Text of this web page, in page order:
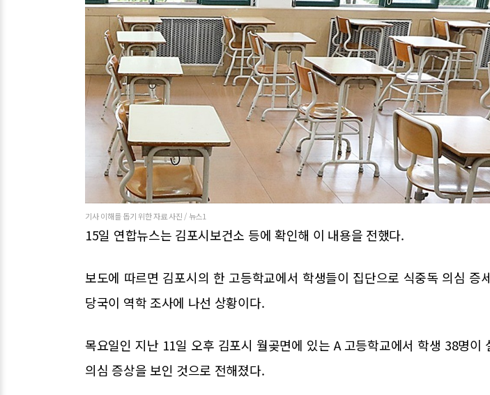
기사 이해를 돕기 위한 자료 사진 / 뉴스1
15일 연합뉴스는 김포시보건소 등에 확인해 이 내용을 전했다.
보도에 따르면 김포시의 한 고등학교에서 학생들이 집단으로 식중독 의심 증
당국이 역학 조사에 나선 상황이다.
목요일인 지난 11일 오후 김포시 월곶면에 있는 A 고등학교에서 학생 38명이
의심 증상을 보인 것으로 전해졌다.